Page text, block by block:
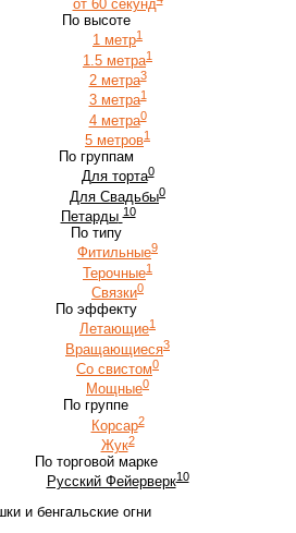
от 60 секунд
По высоте
1 метр1
1.5 метра1
2 метра3
3 метра1
4 метра0
5 метров1
По группам
Для торта0
Для Свадьбы0
Петарды 10
По типу
Фитильные9
Терочные1
Связки0
По эффекту
Летающие1
Вращающиеся3
Со свистом0
Мощные0
По группе
Корсар2
Жук2
По торговой марке
Русский Фейерверк10
и бенгальские огни